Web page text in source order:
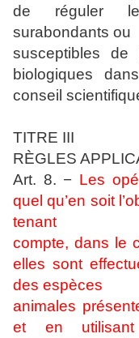
de réguler
surabondants ou
susceptibles de
biologiques
conseil
TITRE III
RÈGLES
Art. 8. − Les
quel qu’en soit
tenant
compte, dans le
elles sont
des espèces
animales
et en